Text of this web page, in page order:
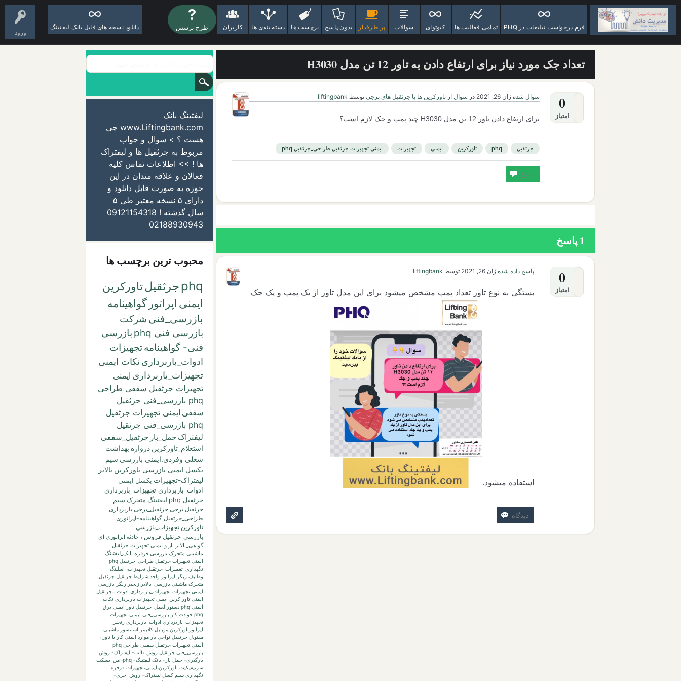
ورود
فرم درخواست تبلیغات در PHQ تمامی فعالیت ها کیوتوای سوالات پر طرفدار بدون پاسخ برچسب ها دسته بندی ها کاربران طرح پرسش دانلود نسخه های فایل بانک لیفتینگ
تعداد جک مورد نیاز برای ارتفاع دادن به تاور 12 تن مدل H3030
0
امتیاز
سوال شده ژان 26, 2021 در سوال از تاورکرین ها یا جرثقیل های برجی توسط liftingbank
برای ارتفاع دادن تاور 12 تن مدل H3030 چند پمپ و جک لازم است؟
جرثقیل phq تاورکرین ایمنی تجهیزات ایمنی تجهیزات جرثقیل طراحی_جرثقیل phq
1پاسخ
0
امتیاز
پاسخ داده شده ژان 26, 2021 توسط liftingbank
بستگی به نوع تاور تعداد پمپ مشخص میشود برای این مدل تاور از یک پمپ و یک جک
استفاده میشود.
لیفتینگ بانک
www.Liftingbank.com چی
هست ؟ > سوال و جواب
مربوط به جرثقیل ها و لیفتراک
ها ! >> اطلاعات تماس کلیه
فعالان و علاقه مندان در این
حوزه به صورت قابل دانلود و
دارای ۵ نسخه معتبر طی ۵
سال گذشته ! 09121154318
02188930943
محبوب ترین برچسب ها
phqجرثقیلتاورکرین
ایمنی اپراتور گواهینامه
بازرسی_فنی شرکت
بازرسی فنی phq
بازرسی
فنی- گواهینامهتجهیزات
ادوات_باربرداری نکات ایمنی
تجهیزات_باربرداری ایمنی
تجهیزات جرثقیل سقفی طراحی
phq بازرسی_فنی جرثقیل
سقفی ایمنی تجهیزات جرثقیل
phq بازرسی_فنی جرثقیل
لیفتراک حمل_بار جرثقیل_سقفی
استعلام_تاورکرین دروازه بهداشت
شغلی وفردی.ایمنی بازرسی سیم
بکسل ایمنی بازرسی تاورکرین بالابر
لیفتراک-تجهیزات بکسل ایمنی
ادوات_باربرداری تجهیزات_باربرداری
جرثقیل phq
لیفتینگ متحرک سیم
جرثقیل برجی جرثقیل_برجی باربرداری
طراحی_جرثقیل گواهینامه-اپراتوری
تاورکرین تجهیزات_بازرسی
بازرسی_جرثقیل فروش ، حادثه اپراتوری ای
گواهی_بالابر بار و ایمنی تجهیزات جرثقیل
ماشینی متحرک بازرسی قرقره بانک_لیفتینگ
ایمنی تجهیزات جرثقیل طراحی_جرثقیل phq
نگهداری_تعمیرات_جرثقیل تجهیزات، اسلینگ
وظایف ریگر اپراتور واجد شرایط جرثقیل جرثقیل
متحرک ماشینی بازرسی_بالابر زنجیر ریگر بازرسی
ایمنی تجهیزات تجهیزات_باربرداری ادوات ..جرثقیل
ایمنی تاور کرین ایمنی تجهیزات باربرداری نکات
ایمنی phq
دستورالعمل_جرثقیل تاور ایمنی برق
phq حوادث کار بازرسی_فنی
ایمنی تجهیزات
تجهیزات_باربرداری ادوات_باربرداری زنجیر
اپراتورتاورکرین موبایل کلایمر آسانسور ماشینی
مفتو.ل جرثقیل نواحی بار موارد ایمنی کار با تاور ،
ایمنی تجهیزات جرثقیل سقفی طراحی phq
بازرسی_فنی جرثقیل روش قالب- لیفتراک- روش
بارگیری- حمل بار- بانک لیفتینگ- phq، من_بسکت
سرتیفیکیت تاورکرین،ایمنی،تجهیزات قرقره
نگهداری سیم کسل لیفتراک- روش اجری-